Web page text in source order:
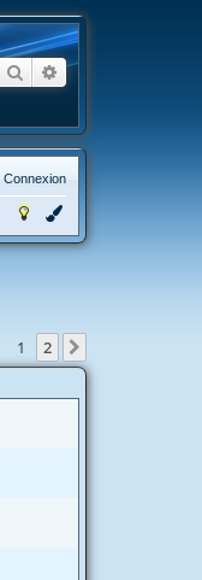
RechercherRecherche avancée
Connexion
1 2